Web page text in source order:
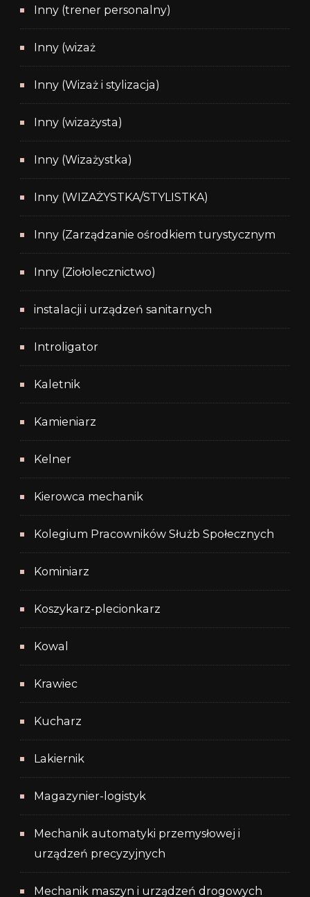
Inny (trener personalny)
Inny (wizaż
Inny (Wizaż i stylizacja)
Inny (wizażysta)
Inny (Wizażystka)
Inny (WIZAŻYSTKA/STYLISTKA)
Inny (Zarządzanie ośrodkiem turystycznym
Inny (Ziołolecznictwo)
instalacji i urządzeń sanitarnych
Introligator
Kaletnik
Kamieniarz
Kelner
Kierowca mechanik
Kolegium Pracowników Służb Społecznych
Kominiarz
Koszykarz-plecionkarz
Kowal
Krawiec
Kucharz
Lakiernik
Magazynier-logistyk
Mechanik automatyki przemysłowej i
urządzeń precyzyjnych
Mechanik maszyn i urządzeń drogowych